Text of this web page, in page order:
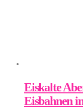
Eiskalte
Eisbahnen